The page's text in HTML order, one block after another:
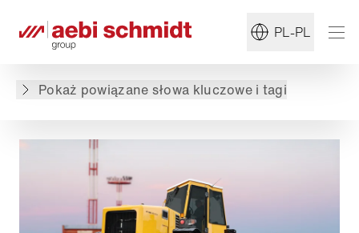
PL-PL
Pokaż powiązane słowa kluczowe i tagi
#Port lotniczy